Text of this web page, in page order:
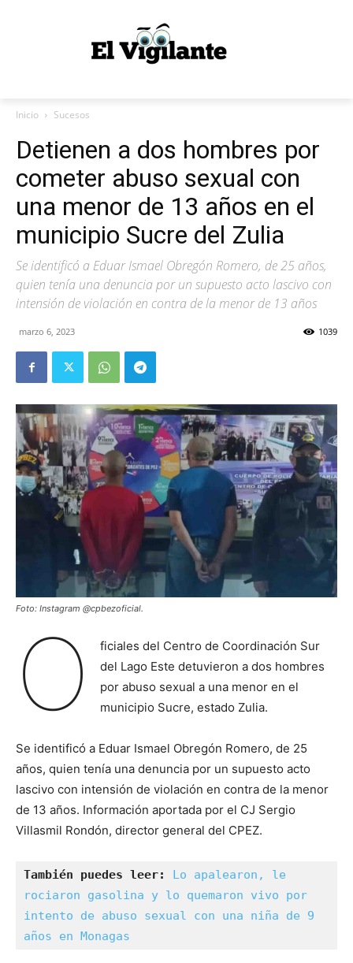
Inicio Sucesos
Detienen a dos hombres por
cometer abuso sexual con
una menor de 13 años en el
municipio Sucre del Zulia
Se identificó a Eduar Ismael Obregón Romero, de 25 años,
quien tenía una denuncia por un supuesto acto lascivo con
intensión de violación en contra de la menor de 13 años
marzo 6, 2023 1039
Foto: Instagram @cpbezoficial.
O
ficiales del Centro de Coordinación Sur
del Lago Este detuvieron a dos hombres
por abuso sexual a una menor en el
municipio Sucre, estado Zulia.
Se identificó a Eduar Ismael Obregón Romero, de 25
años, quien tenía una denuncia por un supuesto acto
lascivo con intensión de violación en contra de la menor
de 13 años. Información aportada por el CJ Sergio
Villasmil Rondón, director general del CPEZ.
También puedes leer:
Lo apalearon, le
rociaron gasolina y lo quemaron vivo por
intento de abuso sexual con una niña de 9
años en Monagas